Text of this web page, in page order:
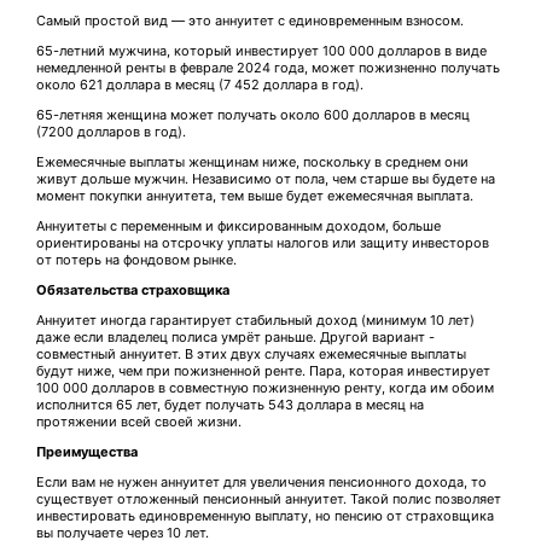
Самый простой вид — это аннуитет с единовременным взносом.
65-летний мужчина, который инвестирует 100 000 долларов в виде
немедленной ренты в феврале 2024 года, может пожизненно получать
около 621 доллара в месяц (7 452 доллара в год).
65-летняя женщина может получать около 600 долларов в месяц
(7200 долларов в год).
Ежемесячные выплаты женщинам ниже, поскольку в среднем они
живут дольше мужчин. Независимо от пола, чем старше вы будете на
момент покупки аннуитета, тем выше будет ежемесячная выплата.
Аннуитеты с переменным и фиксированным доходом, больше
ориентированы на отсрочку уплаты налогов или защиту инвесторов
от потерь на фондовом рынке.
Обязательства страховщика
Аннуитет иногда гарантирует стабильный доход (минимум 10 лет)
даже если владелец полиса умрёт раньше. Другой вариант -
совместный аннуитет. В этих двух случаях ежемесячные выплаты
будут ниже, чем при пожизненной ренте. Пара, которая инвестирует
100 000 долларов в совместную пожизненную ренту, когда им обоим
исполнится 65 лет, будет получать 543 доллара в месяц на
протяжении всей своей жизни.
Преимущества
Если вам не нужен аннуитет для увеличения пенсионного дохода, то
существует отложенный пенсионный аннуитет. Такой полис позволяет
инвестировать единовременную выплату, но пенсию от страховщика
вы получаете через 10 лет.